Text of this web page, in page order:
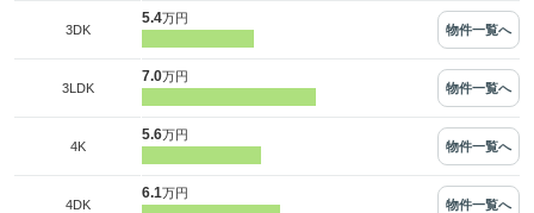
3DK
5.4万円
物件一覧へ
3LDK
7.0万円
物件一覧へ
4K
5.6万円
物件一覧へ
4DK
6.1万円
物件一覧へ